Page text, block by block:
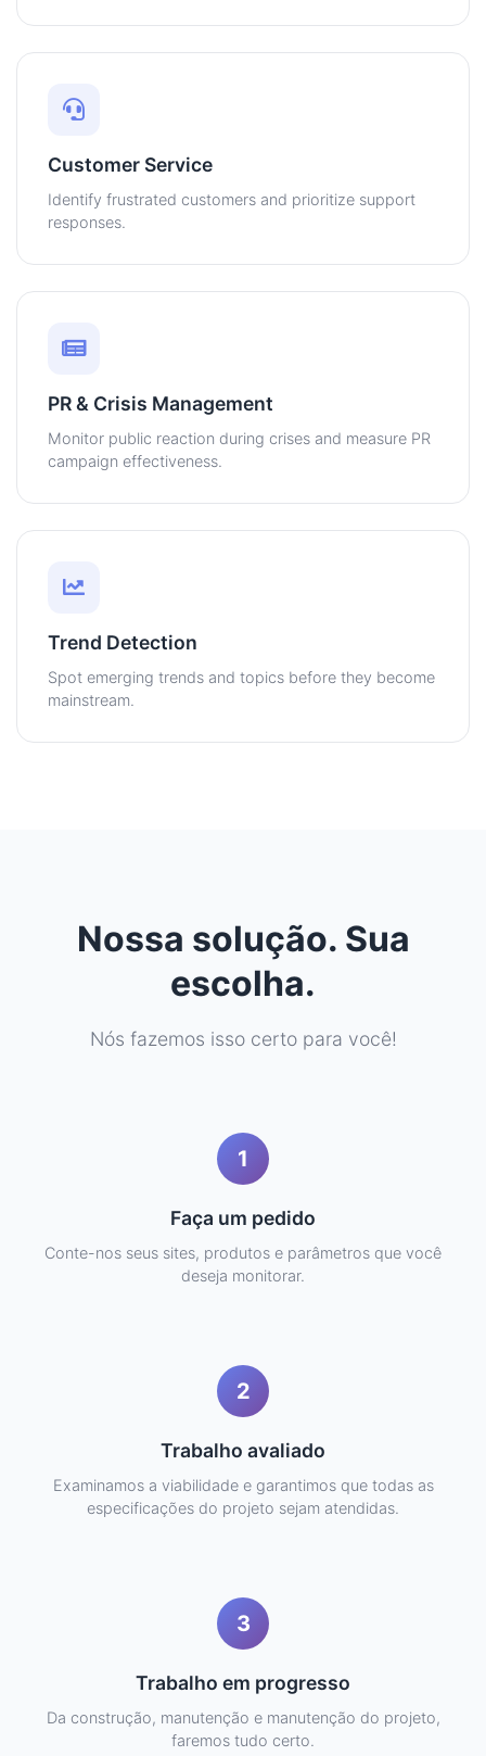
Customer Service
Identify frustrated customers and prioritize support
responses.
PR & Crisis Management
Monitor public reaction during crises and measure PR
campaign effectiveness.
Trend Detection
Spot emerging trends and topics before they become
mainstream.
Nossa solução. Sua
escolha.
Nós fazemos isso certo para você!
1
Faça um pedido
Conte-nos seus sites, produtos e parâmetros que você
deseja monitorar.
2
Trabalho avaliado
Examinamos a viabilidade e garantimos que todas as
especificações do projeto sejam atendidas.
3
Trabalho em progresso
Da construção, manutenção e manutenção do projeto,
faremos tudo certo.